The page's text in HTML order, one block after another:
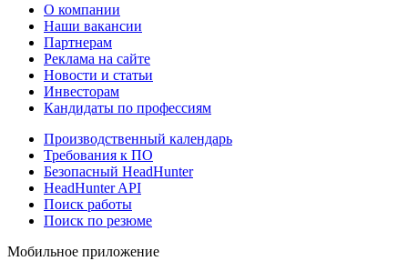
О компании
Наши вакансии
Партнерам
Реклама на сайте
Новости и статьи
Инвесторам
Кандидаты по профессиям
Производственный календарь
Требования к ПО
Безопасный HeadHunter
HeadHunter API
Поиск работы
Поиск по резюме
Мобильное приложение